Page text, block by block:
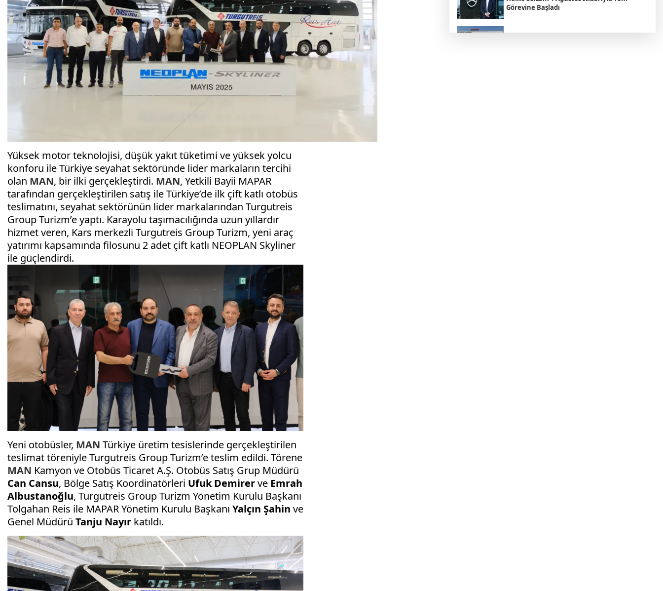
Yüksek motor teknolojisi, düşük yakıt tüketimi ve yüksek yolcu
konforu ile Türkiye seyahat sektöründe lider markaların tercihi
olan MAN, bir ilki gerçekleştirdi. MAN, Yetkili Bayii MAPAR
tarafından gerçekleştirilen satış ile Türkiye’de ilk çift katlı otobüs
teslimatını, seyahat sektörünün lider markalarından Turgutreis
Group Turizm’e yaptı. Karayolu taşımacılığında uzun yıllardır
hizmet veren, Kars merkezli Turgutreis Group Turizm, yeni araç
yatırımı kapsamında filosunu 2 adet çift katlı NEOPLAN Skyliner
ile güçlendirdi.
Yeni otobüsler, MAN Türkiye üretim tesislerinde gerçekleştirilen
teslimat töreniyle Turgutreis Group Turizm’e teslim edildi. Törene
MAN Kamyon ve Otobüs Ticaret A.Ş. Otobüs Satış Grup Müdürü
Can Cansu, Bölge Satış Koordinatörleri Ufuk Demirerve Emrah
Albustanoğlu, Turgutreis Group Turizm Yönetim Kurulu Başkanı
Tolgahan Reis ile MAPAR Yönetim Kurulu Başkanı Yalçın Şahin ve
Genel Müdürü Tanju Nayır katıldı.
Görevine Başladı